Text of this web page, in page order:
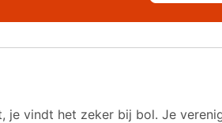
je vindt het zeker bij bol. Je